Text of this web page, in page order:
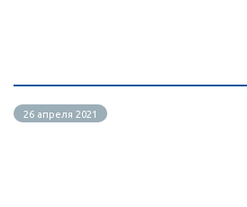
26 апреля 2021